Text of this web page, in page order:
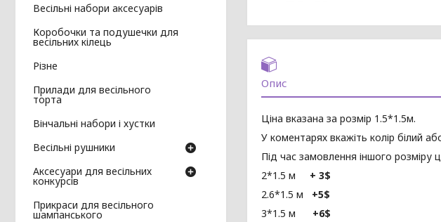
Опис
Ціна вказана за розмір 1.5*1.5м.
У коментарях вкажіть колір білий
Під час замовлення іншого розміру
2*1.5 м + 3$
2.6*1.5 м +5$
3*1.5 м
+6$
Весільні набори аксесуарів
Коробочки та подушечки для
весільних кілець
Різне
Прилади для весільного
торта
Вінчальні набори і хустки
Весільні рушники
Аксесуари для весільних
конкурсів
Прикраси для весільного
шампанського